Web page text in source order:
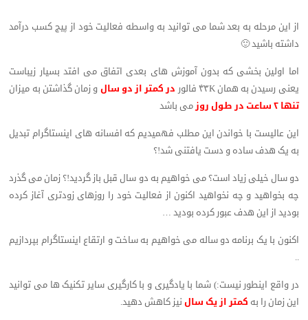
از این مرحله به بعد شما می توانید به واسطه فعالیت خود از پیج کسب درآمد
داشته باشید 🙂
اما اولین بخشی که بدون آموزش های بعدی اتفاق می افتد بسیار زیباست
یعنی رسیدن به همان ۴۳K فالور
در کمتر از دو سالو زمان گذاشتن به میزان
تنها ۲ ساعت در طول روز
می باشد
این عالیست با خواندن این مطلب فهمیدیم که افسانه های اینستاگرام تبدیل
به یک هدف ساده و دست یافتنی شد!؟
دو سال خیلی زیاد است؟ می خواهیم به دو سال قبل باز گردید!؟ زمان می گذرد
چه بخواهید و چه نخواهید اکنون از فعالیت خود را روزهای زودتری آغاز کرده
بودید از این هدف عبور کرده بودید …
اکنون با یک برنامه دو ساله می خواهیم به ساخت و ارتقاع اینستاگرام بپردازیم
..
در واقع اینطور نیست:) شما با یادگیری و با کارگیری سایر تکنیک ها می توانید
این زمان را به کمتر از یک سالنیز کاهش دهید.